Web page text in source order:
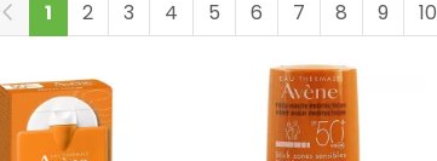
1 2 3 4 5 6 7 8 9 10